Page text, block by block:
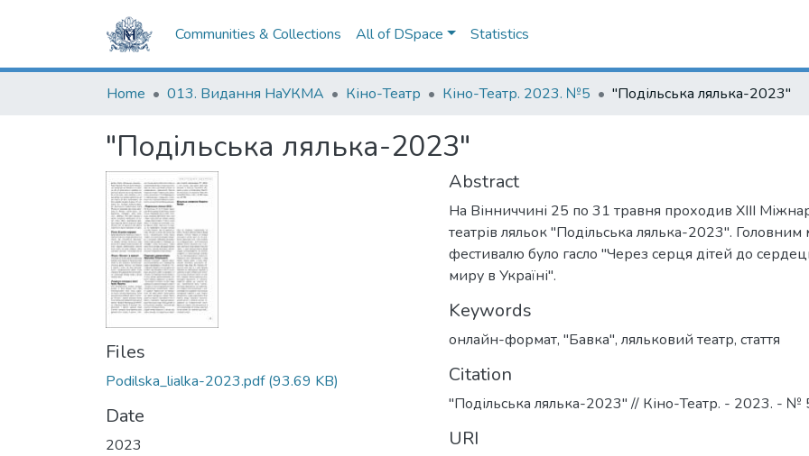
Communities & Collections All of DSpace Statistics
Home 013. Видання НаУКМА Кіно-Театр Кіно-Театр. 2023. №5 "Подільська лялька-2023"
"Подільська лялька-2023"
Files
Podilska_lialka-2023.pdf(93.69 KB)
Date
2023
Abstract
На Вінниччині 25 по 31 травня проходив ХІІІ
театрів ляльок "Подільська лялька-2023".
фестивалю було гасло "Через серця дітей до
миру в Україні".
Keywords
онлайн-формат, "Бавка", ляльковий театр, стаття
Citation
"Подільська лялька-2023" // Кіно-Театр. - 2023. - №
URI